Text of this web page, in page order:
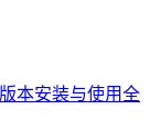
本安装与使用全